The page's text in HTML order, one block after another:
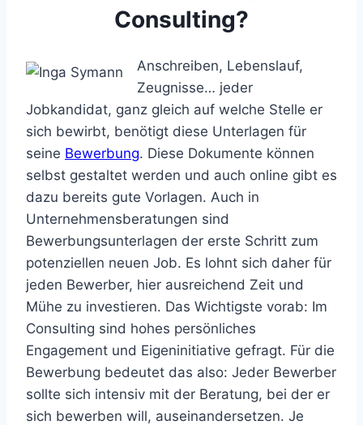
Consulting?
Anschreiben, Lebenslauf,
Zeugnisse… jeder
Jobkandidat, ganz gleich auf welche Stelle er
sich bewirbt, benötigt diese Unterlagen für
seine Bewerbung. Diese Dokumente können
selbst gestaltet werden und auch online gibt es
dazu bereits gute Vorlagen. Auch in
Unternehmensberatungen sind
Bewerbungsunterlagen der erste Schritt zum
potenziellen neuen Job. Es lohnt sich daher für
jeden Bewerber, hier ausreichend Zeit und
Mühe zu investieren. Das Wichtigste vorab: Im
Consulting sind hohes persönliches
Engagement und Eigeninitiative gefragt. Für die
Bewerbung bedeutet das also: Jeder Bewerber
sollte sich intensiv mit der Beratung, bei der er
sich bewerben will, auseinandersetzen. Je